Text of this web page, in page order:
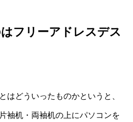
フリーアドレスデス
はどういったものかというと、
袖机・両袖机の上にパソコンを